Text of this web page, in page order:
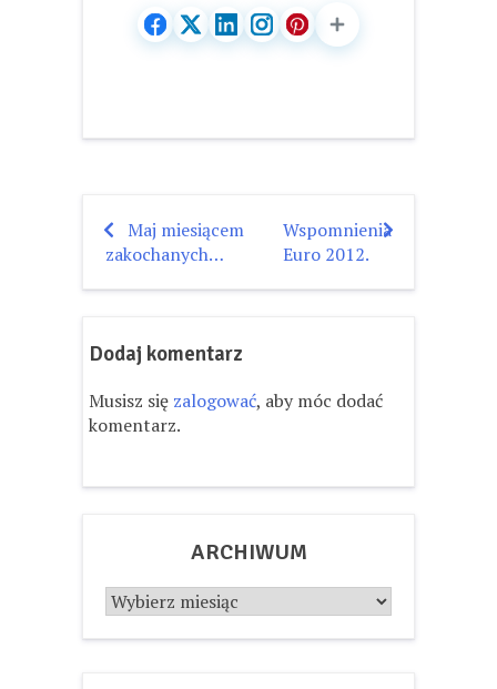
Nawigacja
wpisu
Maj miesiącem
zakochanych…
Wspomnienia
Euro 2012.
Dodaj komentarz
Musisz się zalogować, aby móc dodać
komentarz.
ARCHIWUM
Archiwum